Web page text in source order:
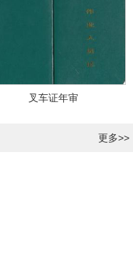
叉车证年审
更多>>